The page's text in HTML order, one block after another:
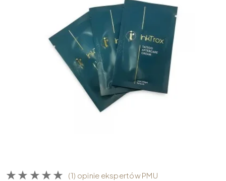
(1) opinie ekspertów PMU